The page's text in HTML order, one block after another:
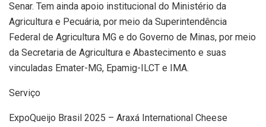
Senar. Tem ainda apoio institucional do Ministério da
Agricultura e Pecuária, por meio da Superintendência
Federal de Agricultura MG e do Governo de Minas, por meio
da Secretaria de Agricultura e Abastecimento e suas
vinculadas Emater-MG, Epamig-ILCT e IMA.
Serviço
ExpoQueijo Brasil 2025 – Araxá International Cheese